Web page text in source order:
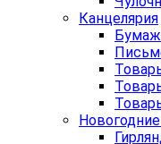
Канцелярия